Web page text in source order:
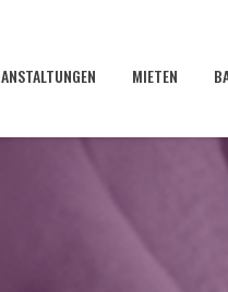
MIETEN